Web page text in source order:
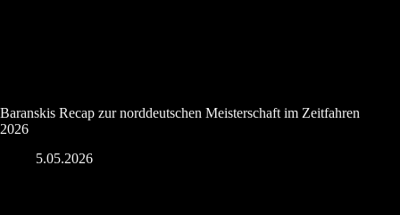
Baranskis Recap zur norddeutschen Meisterschaft im Zeitfahren
2026
5.05.2026